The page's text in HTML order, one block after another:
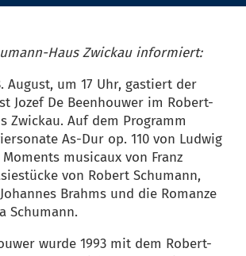
Haus Zwickau informiert:
August, um 17 Uhr, gastiert der
Jozef De Beenhouwer im Robert-
Zwickau. Auf dem Programm
As-Dur op. 110 von Ludwig
musicaux von Franz
von Robert Schumann,
Brahms und die Romanze
Schumann.
wurde 1993 mit dem Robert-